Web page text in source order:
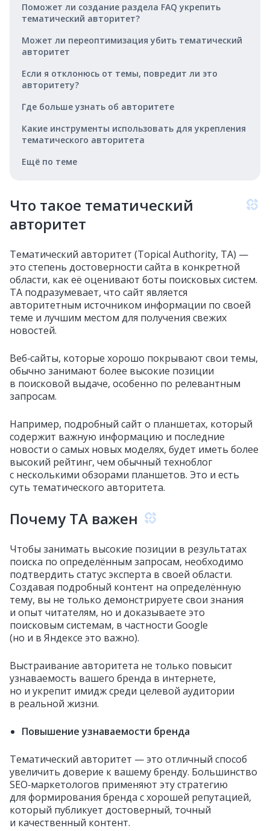
Поможет ли создание раздела FAQ укрепить
тематический авторитет?
Может ли переоптимизация убить тематический
авторитет
Если я отклонюсь от темы, повредит ли это
авторитету?
Где больше узнать об авторитете
Какие инструменты использовать для укрепления
тематического авторитета
Ещё по теме
Что такое тематический
авторитет
Тематический авторитет (Topical Authority, TA) —
это степень достоверности сайта в конкретной
области, как её оценивают боты поисковых систем.
TA подразумевает, что сайт является
авторитетным источником информации по своей
теме и лучшим местом для получения свежих
новостей.
Веб‑сайты, которые хорошо покрывают свои темы,
обычно занимают более высокие позиции
в поисковой выдаче, особенно по релевантным
запросам.
Например, подробный сайт о планшетах, который
содержит важную информацию и последние
новости о самых новых моделях, будет иметь более
высокий рейтинг, чем обычный техноблог
с несколькими обзорами планшетов. Это и есть
суть тематического авторитета.
Почему TA важен
Чтобы занимать высокие позиции в результатах
поиска по определённым запросам, необходимо
подтвердить статус эксперта в своей области.
Создавая подробный контент на определённую
тему, вы не только демонстрируете свои знания
и опыт читателям, но и доказываете это
поисковым системам, в частности Google
(но и в Яндексе это важно).
Выстраивание авторитета не только повысит
узнаваемость вашего бренда в интернете,
но и укрепит имидж среди целевой аудитории
в реальной жизни.
Повышение узнаваемости бренда
Тематический авторитет — это отличный способ
увеличить доверие к вашему бренду. Большинство
SEO‑маркетологов применяют эту стратегию
для формирования бренда с хорошей репутацией,
который публикует достоверный, точный
и качественный контент.